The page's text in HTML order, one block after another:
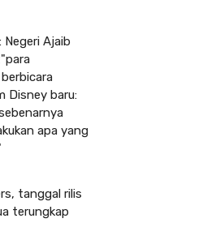
Ajaib
Disney baru:
apa yang
tanggal rilis
terungkap